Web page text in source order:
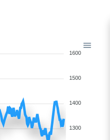
1600
1500
1400
1300